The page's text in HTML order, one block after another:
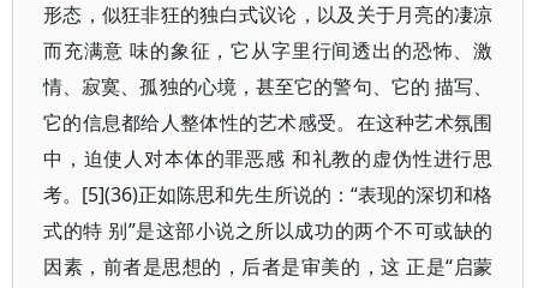
形态，似狂非狂的独白式议论，以及关于月亮的凄凉
而充满意 味的象征，它从字里行间透出的恐怖、激
情、寂寞、孤独的心境，甚至它的警句、它的 描写、
它的信息都给人整体性的艺术感受。在这种艺术氛围
中，迫使人对本体的罪恶感 和礼教的虚伪性进行思
考。[5](36)正如陈思和先生所说的：“表现的深切和格
式的特 别”是这部小说之所以成功的两个不可或缺的
因素，前者是思想的，后者是审美的，这 正是“启蒙